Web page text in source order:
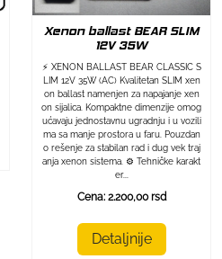
Xenon ballast BEAR SLIM
12V 35W
⚡ XENON BALLAST BEAR CLASSIC S
LIM 12V 35W (AC) Kvalitetan SLIM xen
on ballast namenjen za napajanje xen
on sijalica. Kompaktne dimenzije omog
ućavaju jednostavnu ugradnju i u vozili
ma sa manje prostora u faru. Pouzdan
o rešenje za stabilan rad i dug vek traj
anja xenon sistema. ⚙️ Tehničke karakt
er...
Cena: 2.200,00 rsd
Detaljnije